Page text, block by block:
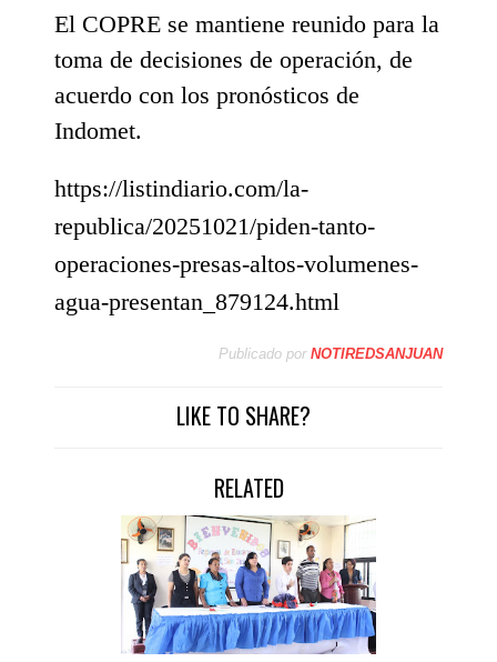
El COPRE se mantiene reunido para la
toma de decisiones de operación, de
acuerdo con los pronósticos de
Indomet.
https://listindiario.com/la-
republica/20251021/piden-tanto-
operaciones-presas-altos-volumenes-
agua-presentan_879124.html
Publicado por NOTIREDSANJUAN
LIKE TO SHARE?
RELATED